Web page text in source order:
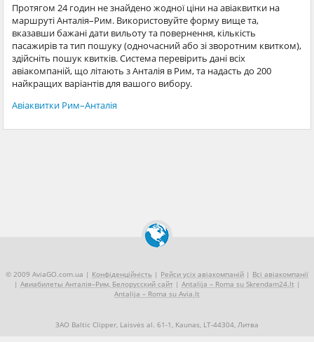
Протягом 24 годин не знайдено жодної ціни на авіаквитки на
маршруті Анталія–Рим. Використовуйте форму вище та,
вказавши бажані дати вильоту та повернення, кількість
пасажирів та тип пошуку (одночасний або зі зворотним квитком),
здійсніть пошук квитків. Система перевірить дані всіх
авіакомпаній, що літають з Анталія в Рим, та надасть до 200
найкращих варіантів для вашого вибору.
Авіаквитки Рим–Анталія
© 2009 AviaGO.com.ua | Конфіденційність | Рейси усіх авіакомпаній | Всі авіакомпанії
| Авиабилеты Анталія–Рим, Белорусский сайт| Antalija – Roma su Skrendam24.lt |
Antalija – Roma su Avia.lt
ЗАО Baltic Clipper, Laisvės al. 61-1, Kaunas, LT-44304, Литва